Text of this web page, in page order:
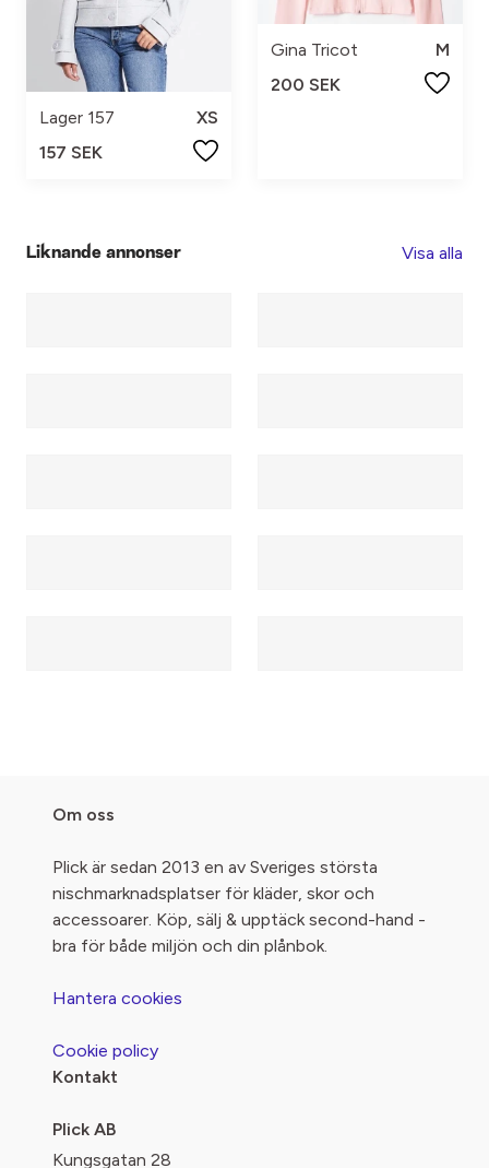
Lager 157
XS
157 SEK
Gina Tricot
M
200 SEK
Liknande annonser Visa alla
Om oss
Plick är sedan 2013 en av Sveriges största
nischmarknadsplatser för kläder, skor och
accessoarer. Köp, sälj & upptäck second-hand -
bra för både miljön och din plånbok.
Hantera cookies
Cookie policy
Kontakt
Plick AB
Kungsgatan 28